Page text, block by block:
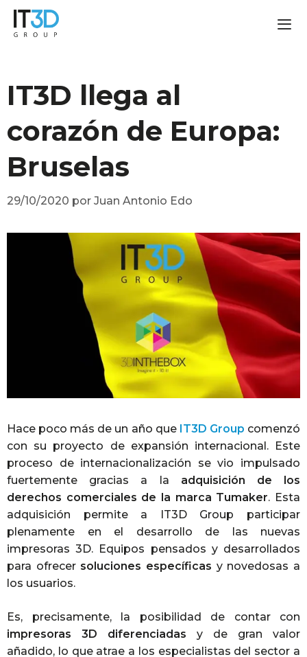
IT3D llega al
corazón de Europa:
Bruselas
29/10/2020 por Juan Antonio Edo
Hace poco más de un año que IT3D Group comenzó
con su proyecto de expansión internacional. Este
proceso de internacionalización se vio impulsado
fuertemente gracias a la adquisición de los
derechos comerciales de la marca Tumaker. Esta
adquisición permite a IT3D Group participar
plenamente en el desarrollo de las nuevas
impresoras 3D. Equipos pensados y desarrollados
para ofrecer soluciones específicas y novedosas a
los usuarios.
Es, precisamente, la posibilidad de contar con
impresoras 3D diferenciadas y de gran valor
añadido, lo que atrae a los especialistas del sector a